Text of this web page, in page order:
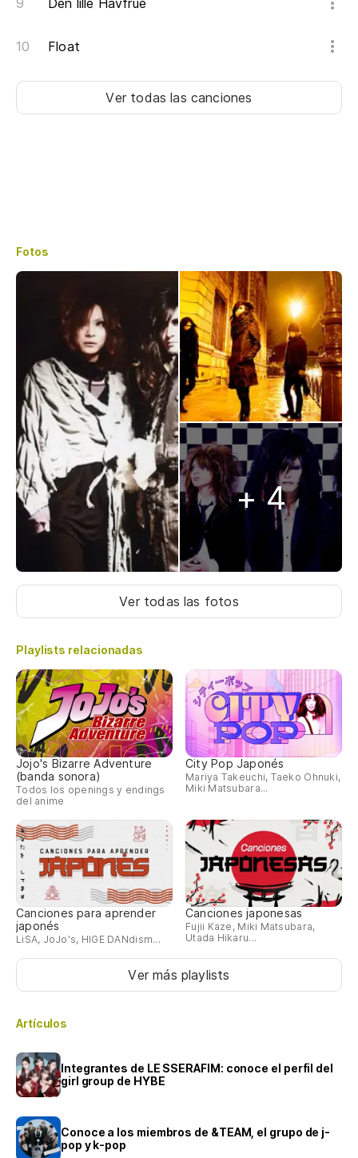
Den lille Havfrue
Float
Ver todas las canciones
Fotos
+ 4
Ver todas las fotos
Playlists relacionadas
Jojo's Bizarre Adventure
(banda sonora)
Todos los openings y endings
del anime
City Pop Japonés
Mariya Takeuchi, Taeko Ohnuki,
Miki Matsubara...
Canciones para aprender
japonés
LiSA, JoJo's, HIGE DANdism...
Canciones japonesas
Fujii Kaze, Miki Matsubara,
Utada Hikaru...
Ver más playlists
Artículos
Integrantes de LE SSERAFIM: conoce el perfil del
girl group de HYBE
Conoce a los miembros de &TEAM, el grupo de j-
pop y k-pop